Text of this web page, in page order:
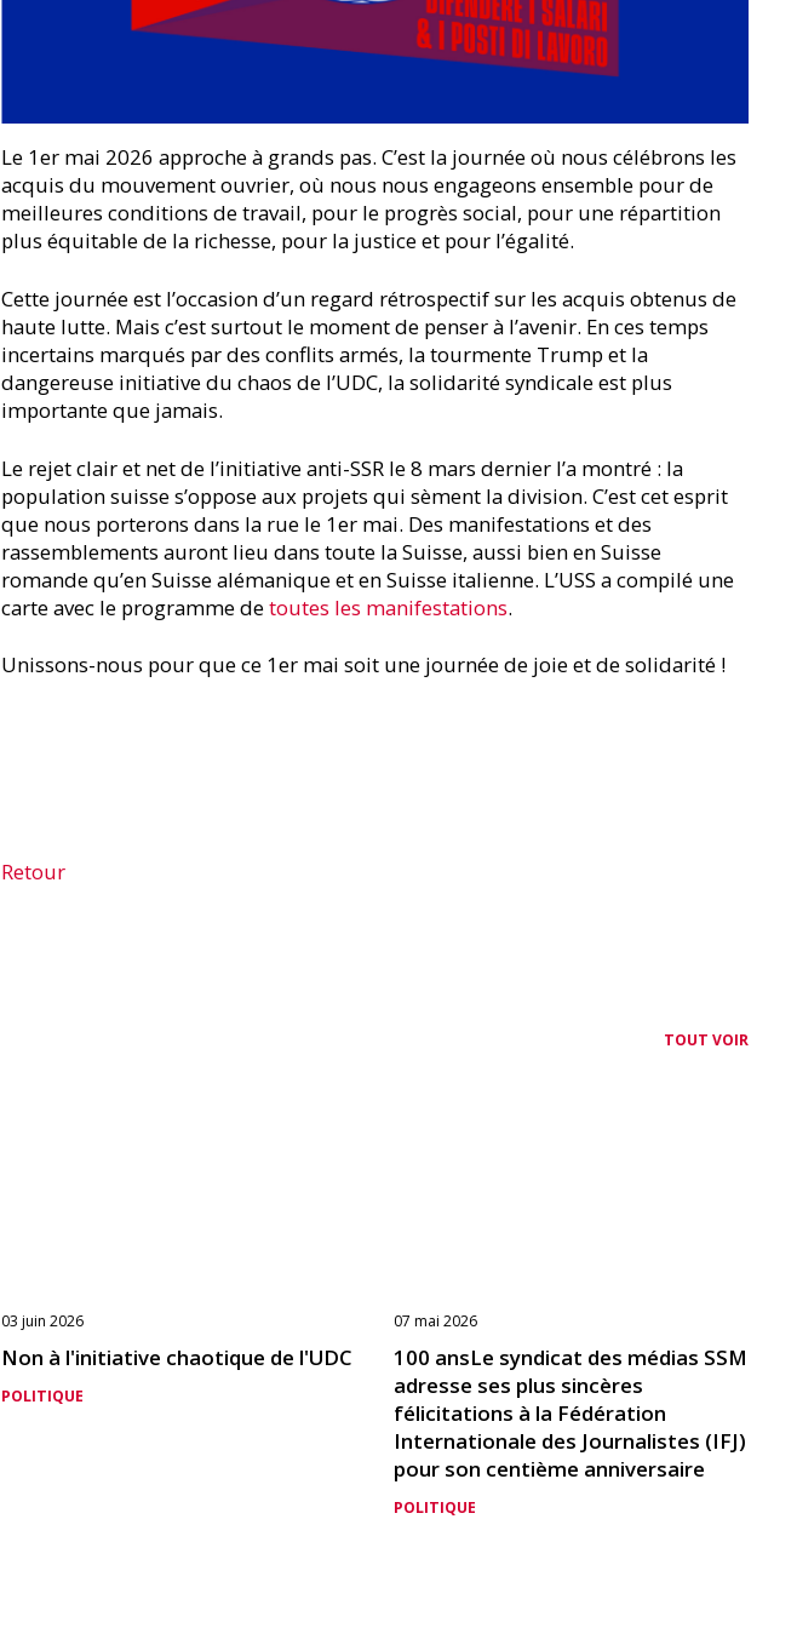
Le 1er mai 2026 approche à grands pas. C’est la journée où nous célébrons les
acquis du mouvement ouvrier, où nous nous engageons ensemble pour de
meilleures conditions de travail, pour le progrès social, pour une répartition
plus équitable de la richesse, pour la justice et pour l’égalité.
Cette journée est l’occasion d’un regard rétrospectif sur les acquis obtenus de
haute lutte. Mais c’est surtout le moment de penser à l’avenir. En ces temps
incertains marqués par des conflits armés, la tourmente Trump et la
dangereuse initiative du chaos de l’UDC, la solidarité syndicale est plus
importante que jamais.
Le rejet clair et net de l’initiative anti-SSR le 8 mars dernier l’a montré : la
population suisse s’oppose aux projets qui sèment la division. C’est cet esprit
que nous porterons dans la rue le 1er mai. Des manifestations et des
rassemblements auront lieu dans toute la Suisse, aussi bien en Suisse
romande qu’en Suisse alémanique et en Suisse italienne. L’USS a compilé une
carte avec le programme detoutes les manifestations.
Unissons-nous pour que ce 1er mai soit une journée de joie et de solidarité !
Retour
TOUT VOIR
03 juin 2026
Non à l'initiative chaotique de l'UDC
POLITIQUE
07 mai 2026
100 ansLe syndicat des médias SSM
adresse ses plus sincères
félicitations à la Fédération
Internationale des Journalistes (IFJ)
pour son centième anniversaire
POLITIQUE